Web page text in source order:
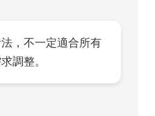
，不一定適合所有
調整。